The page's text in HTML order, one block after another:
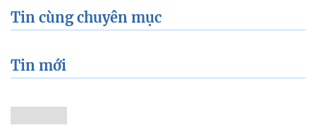
Tin cùng chuyên mục
Tin mới